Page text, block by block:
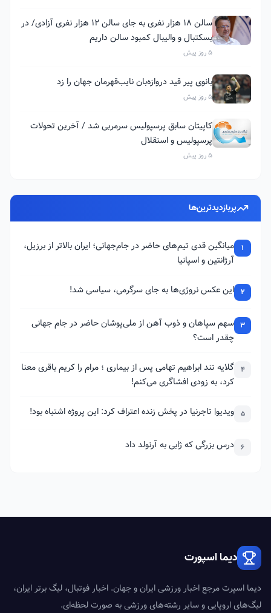
سالن ۱۸ هزار نفری به جای سالن ۱۲ هزار نفری آزادی/ در
بسکتبال و والیبال کمبود سالن داریم
5 روز پیش
بانوی پیر قید دروازه‌بان نایب‌قهرمان جهان را زد
5 روز پیش
کاپیتان سابق پرسپولیس سرمربی شد / آخرین تحولات
پرسپولیس و استقلال
5 روز پیش
پربازدیدترین‌ها
1
میانگین قدی تیم‌های حاضر در جام‌جهانی؛ ایران بالاتر از برزیل،
آرژانتین و اسپانیا
2 این عکس نروژی‌ها به جای سرگرمی، سیاسی شد!
3 سهم سپاهان و ذوب آهن از ملی‌پوشان حاضر در جام جهانی
چقدر است؟
4 گلایه تند ابراهیم تهامی پس از بیماری ؛ مرام را کریم باقری معنا
کرد، به زودی افشاگری می‌کنم!
5 ویدیو| تاجرنیا در پخش زنده اعتراف کرد: این پروژه اشتباه بود!
6 درس بزرگی که ژابی به آرنولد داد
دیما اسپورت
دیما اسپرت مرجع اخبار ورزشی ایران و جهان. اخبار فوتبال، لیگ برتر ایران،
لیگ‌های اروپایی و سایر رشته‌های ورزشی به صورت لحظه‌ای.